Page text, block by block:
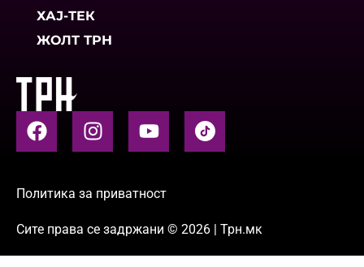
ХАЈ-ТЕК
ЖОЛТ ТРН
Политика за приватност
Сите права се задржани © 2026 | Трн.мк